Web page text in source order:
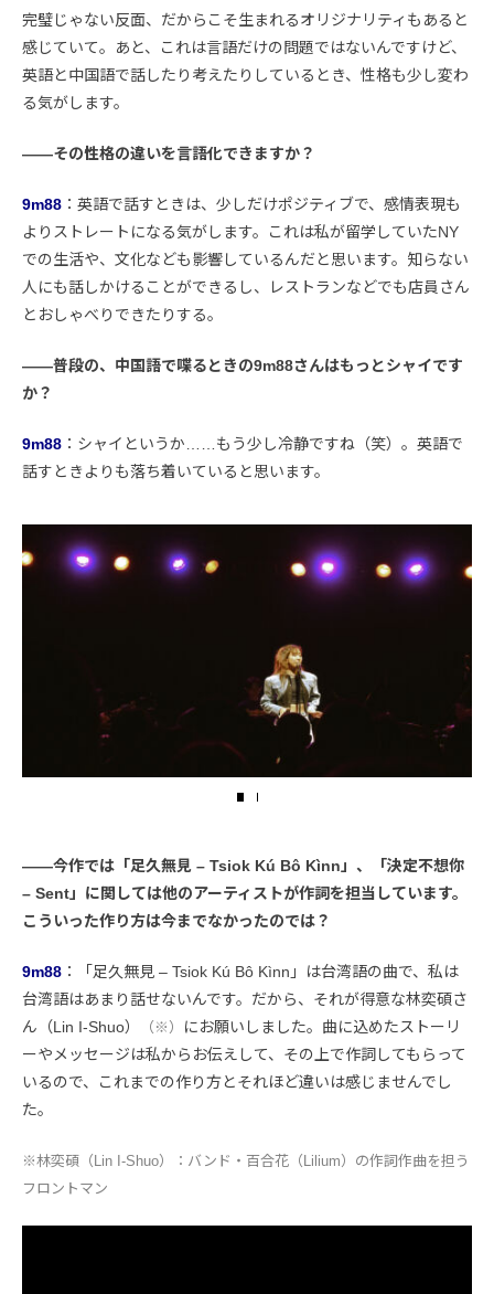
完璧じゃない反面、だからこそ生まれるオリジナリティもあると
感じていて。あと、これは言語だけの問題ではないんですけど、
英語と中国語で話したり考えたりしているとき、性格も少し変わ
る気がします。
――その性格の違いを言語化できますか？
9m88 ：英語で話すときは、少しだけポジティブで、感情表現も
よりストレートになる気がします。これは私が留学していたNY
での生活や、文化なども影響しているんだと思います。知らない
人にも話しかけることができるし、レストランなどでも店員さん
とおしゃべりできたりする。
――普段の、中国語で喋るときの9m88さんはもっとシャイです
か？
9m88 ：シャイというか……もう少し冷静ですね（笑）。英語で
話すときよりも落ち着いていると思います。
――今作では「足久無見 – Tsiok Kú Bô Kìnn」、「決定不想你
– Sent」に関しては他のアーティストが作詞を担当しています。
こういった作り方は今までなかったのでは？
9m88 ：「足久無見 – Tsiok Kú Bô Kìnn」は台湾語の曲で、私は
台湾語はあまり話せないんです。だから、それが得意な林奕碩さ
ん（Lin I-Shuo）
（※）
にお願いしました。曲に込めたストーリ
ーやメッセージは私からお伝えして、その上で作詞してもらって
いるので、これまでの作り方とそれほど違いは感じませんでし
た。
※林奕碩（Lin I-Shuo）：バンド・百合花（Lilium）の作詞作曲を担う
フロントマン